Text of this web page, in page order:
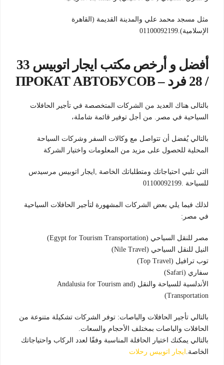
مثل مسجد محمد علي والمدينة القديمة (القاهرة
الإسلامية).01100092199
أفضل و أرخص مكتب ايجار اتوبيس 33
/ 28 فرد – ПРОКАТ АВТОБУСОВ
بالتالى هناك العديد من الشركات المتخصصة في تأجير الحافلات
السياحية في مصر. من أجل توفير قائمة شاملة،
بالتالي يُفضل أن تتواصل مع وكالات السفر وشركات السياحة
المحلية للحصول على مزيد من المعلومات واختيار الشركة
التي تلبي احتياجاتك ومتطلباتك الخاصة ,ايجار اتوبيس مرسيدس
للسياحة .01100092199
لذلك فيما يلي بعض الشركات المشهورة لتأجير الحافلات السياحية
في مصر:
مصر للنقل السياحي (Egypt for Tourism Transportation)
النيل للنقل السياحي (Nile Travel)
توب ترافيل (Top Travel)
سفاري (Safari)
الأندلسية للسياحة والنقل (Andalusia for Tourism and
Transportation)
بالتالي تأجير الحافلات والباصات: توفر الشركات تشكيلة متنوعة من
الحافلات والباصات بمختلف الأحجام والسعات.
بالتالي يمكنك اختيار الحافلة المناسبة وفقًا لعدد الركاب واحتياجاتك
الخاصة. ايجار اتوبيس رحلات